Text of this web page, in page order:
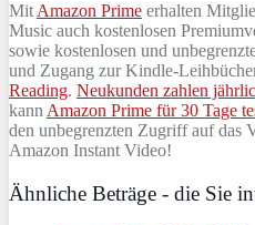
MitAmazon Prime erhalten
Music auch kostenlosen
sowie kostenlosen und
und Zugang zur Kindle-
Reading. Neukunden zahlen
kannAmazon Prime für 30 Tage
den unbegrenzten Zugriff auf das
Amazon Instant Video!
Ähnliche Beträge - die Sie